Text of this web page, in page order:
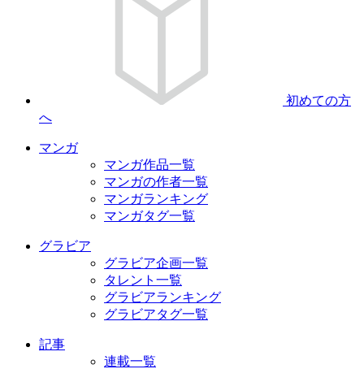
初めての方
へ
マンガ
マンガ作品一覧
マンガの作者一覧
マンガランキング
マンガタグ一覧
グラビア
グラビア企画一覧
タレント一覧
グラビアランキング
グラビアタグ一覧
記事
連載一覧